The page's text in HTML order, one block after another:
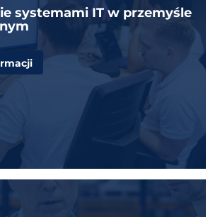
systemami IT w przemyśle